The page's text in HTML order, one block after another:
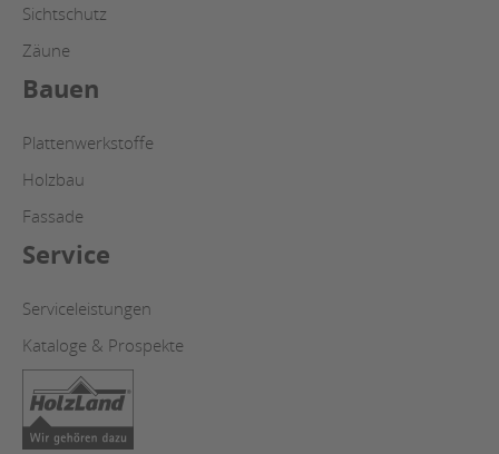
Sichtschutz
Zäune
Bauen
Plattenwerkstoffe
Holzbau
Fassade
Service
Serviceleistungen
Kataloge & Prospekte